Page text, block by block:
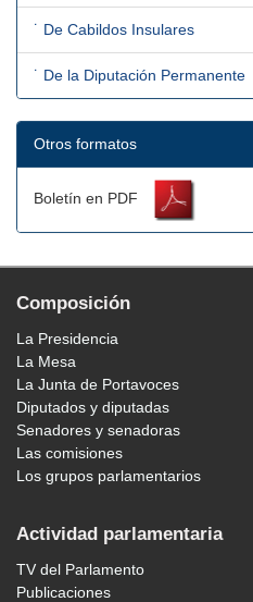
˙ De Cabildos Insulares
˙ De la Diputación Permanente
Otros formatos
Boletín en PDF
Composición
La Presidencia
La Mesa
La Junta de Portavoces
Diputados y diputadas
Senadores y senadoras
Las comisiones
Los grupos parlamentarios
Actividad parlamentaria
TV del Parlamento
Publicaciones